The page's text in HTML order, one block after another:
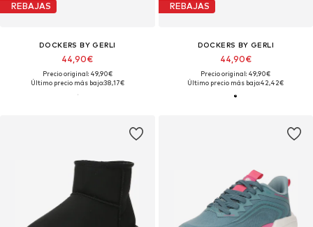
REBAJAS
DOCKERS BY GERLI
44,90€
Precio original: 49,90€
Último precio más bajo:38,17€
REBAJAS
DOCKERS BY GERLI
44,90€
Precio original: 49,90€
Último precio más bajo:42,42€